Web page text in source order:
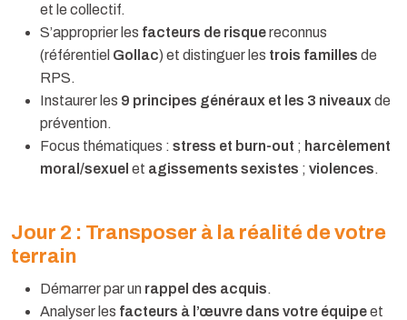
et le collectif.
S’approprier les facteurs de risquereconnus
(référentiel Gollac) et distinguer les trois familles de
RPS.
Instaurer les 9 principes généraux et les 3 niveauxde
prévention.
Focus thématiques : stress et burn-out ; harcèlement
moral/sexuel et agissements sexistes ; violences.
Jour 2 : Transposer à la réalité de votre
terrain
Démarrer par un rappel des acquis.
Analyser les facteurs à l’œuvre dans votre équipeet